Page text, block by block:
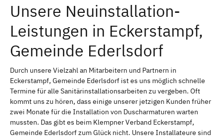
Unsere Neuinstallation-
Leistungen in Eckerstampf,
Gemeinde Ederlsdorf
Durch unsere Vielzahl an Mitarbeitern und Partnern in
Eckerstampf, Gemeinde Ederlsdorf ist es uns möglich schnelle
Termine für alle Sanitärinstallationsarbeiten zu vergeben. Oft
kommt uns zu hören, dass einige unserer jetzigen Kunden früher
zwei Monate für die Installation von Duscharmaturen warten
mussten. Das gibt es beim Klempner Verband Eckerstampf,
Gemeinde Ederlsdorf zum Glück nicht. Unsere Installateure sind